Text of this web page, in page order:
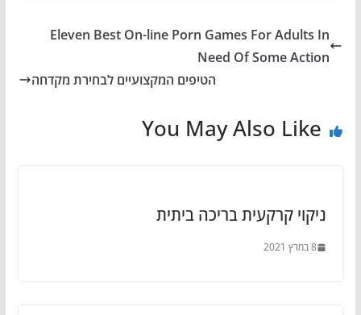
Eleven Best On-line Porn Games For Adults In
Need Of Some Action
הטיפים המקצועיים לבחירת מקדחה
You May Also Like
ניקוי קרקעית בריכה ביתית
8 במרץ 2021